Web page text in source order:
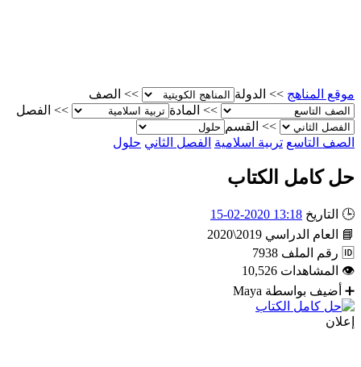
موقع المناهج >> الدولة >>
الصف
>>
المادة >>
الفصل
>>
القسم
الصف التاسع تربية اسلامية الفصل الثاني حلول
حل كامل الكتاب
🕒 التاريخ 13:18 2020-02-15
📘
العام الدراسي 2019\2020
🆔 رقم الملف 7938
👁
المشاهدات 10,526
➕
أضيف بواسطة Maya
إعلان